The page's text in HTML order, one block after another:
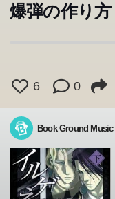
爆弾の作り方
6 0
Book Ground Music